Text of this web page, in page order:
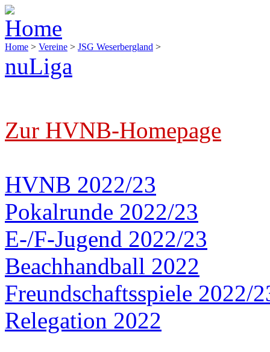
Home > Vereine > JSG Weserbergland >
nuLiga
Zur HVNB-Homepage
HVNB 2022/23
Pokalrunde 2022/23
E-/F-Jugend 2022/23
Beachhandball 2022
Freundschaftsspiele 2022/
Relegation 2022